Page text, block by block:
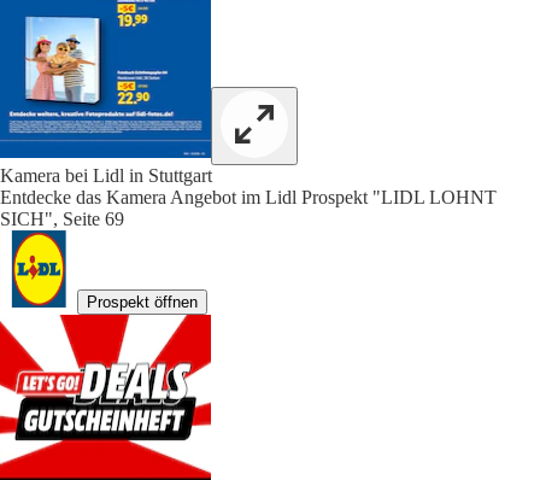
Kamera bei Lidl in Stuttgart
Entdecke das Kamera Angebot im Lidl Prospekt "LIDL LOHNT
SICH", Seite 69
Prospekt öffnen